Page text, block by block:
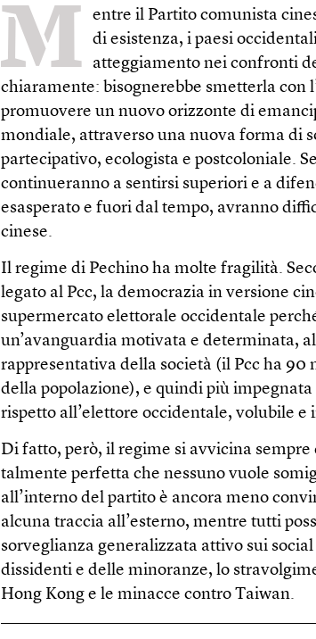
M
entre il Partito comunista
di esistenza, i paesi
atteggiamento nei confronti
chiaramente: bisognerebbe smetterla con
promuovere un nuovo orizzonte di
mondiale, attraverso una nuova forma di
partecipativo, ecologista e postcoloniale.
continueranno a sentirsi superiori e a
esasperato e fuori dal tempo, avranno
cinese.
Il regime di Pechino ha molte fragilità.
legato al Pcc, la democrazia in versione
supermercato elettorale occidentale
un’avanguardia motivata e determinata,
rappresentativa della società (il Pcc ha
della popolazione), e quindi più impegnata
rispetto all’elettore occidentale, volubile e
Di fatto, però, il regime si avvicina
talmente perfetta che nessuno vuole
all’interno del partito è ancora meno
alcuna traccia all’esterno, mentre tutti
sorveglianza generalizzata attivo sui
dissidenti e delle minoranze, lo
Hong Kong e le minacce contro Taiwan.